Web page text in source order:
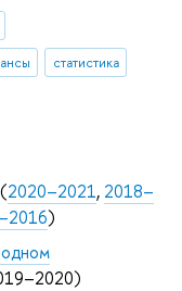
статистика
2020–2021, 2018–
)